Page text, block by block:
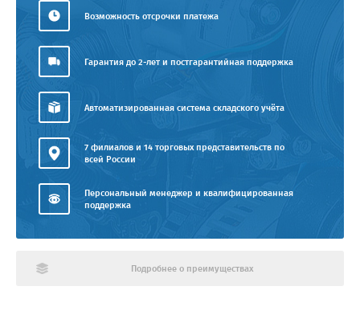
Возможность отсрочки платежа
Гарантия до 2-лет и постгарантийная поддержка
Автоматизированная система складского учёта
7 филиалов и 14 торговых представительств по
всей России
Персональный менеджер и квалифицированная
поддержка
Подробнее о преимуществах